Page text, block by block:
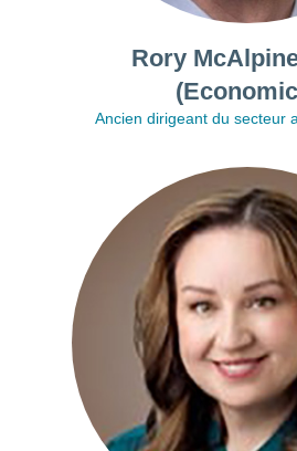
Rory
Ancien dirigeant du secteur